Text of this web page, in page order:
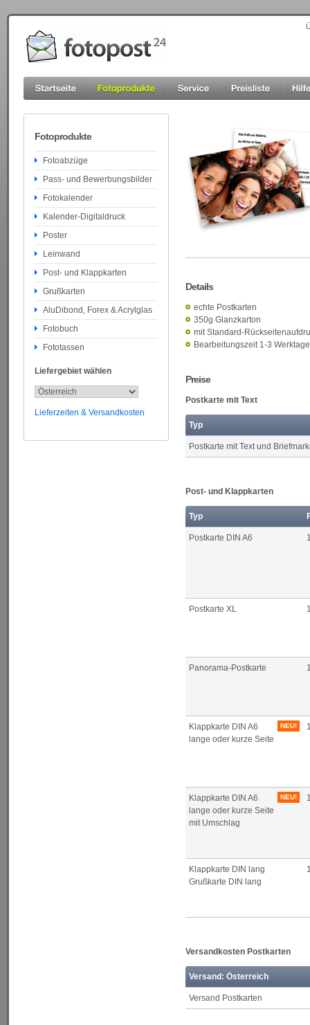
Fotoprodukte
Fotoabzüge
Pass- und Bewerbungsbilder
Fotokalender
Kalender-Digitaldruck
Poster
Leinwand
Post- und Klappkarten
Grußkarten
AluDibond, Forex & Acrylglas
Fotobuch
Fototassen
Liefergebiet wählen
Lieferzeiten & Versandkosten
Details
echte Postkarten
350g Glanzkarton
mit Standard-
Bearbeitungszeit 1-3 Werktage
Preise
Postkarte mit Text
Typ
Postkarte mit Text und
Post- und Klappkarten
Typ
Postkarte DIN A6
Postkarte XL
Panorama-Postkarte
Klappkarte DIN A6 NEU!
lange oder kurze Seite
Klappkarte DIN A6 NEU!
lange oder kurze Seite
mit Umschlag
Klappkarte DIN lang
Grußkarte DIN lang
Versandkosten Postkarten
Versand: Österreich
Versand Postkarten